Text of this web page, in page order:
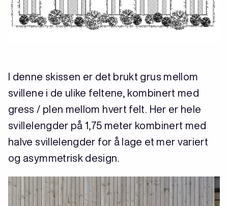
I denne skissen er det brukt grus mellom
svillene i de ulike feltene, kombinert med
gress / plen mellom hvert felt. Her er hele
svillelengder på 1,75 meter kombinert med
halve svillelengder for å lage et mer variert
og asymmetrisk design.